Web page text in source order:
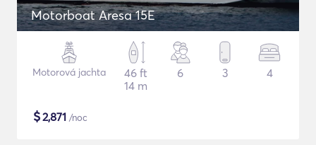
Motorboat Aresa 15E
Motorová jachta
46 ft
14 m
6 3 4
$2,871 /noc